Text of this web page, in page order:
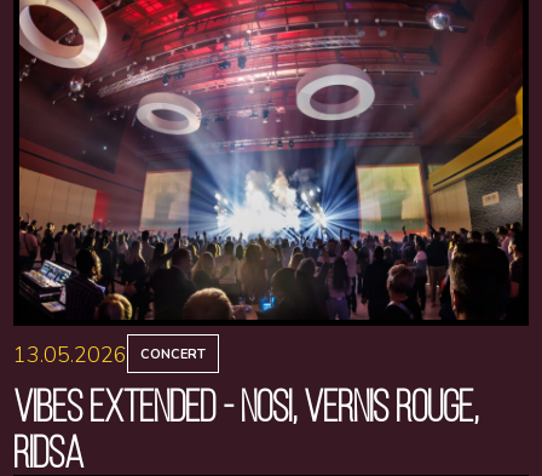
13.05.2026 CONCERT
VIBES EXTENDED - NOSI, VERNIS ROUGE,
RIDSA